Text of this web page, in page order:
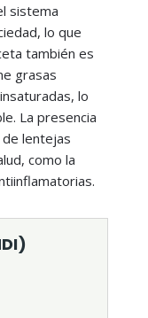
sistema
lo que
también es
grasas
lo
La presencia
lentejas
como la